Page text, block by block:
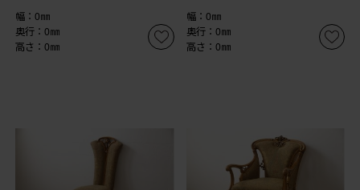
幅：0㎜
奥行：0㎜
高さ：0㎜
幅：0㎜
奥行：0㎜
高さ：0㎜